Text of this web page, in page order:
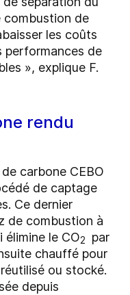
combustion de
les coûts
performances de
», explique F.
rendu
carbone CEBO
de captage
Ce dernier
de combustion à
élimine le CO2
par
chauffé pour
ou stocké.
depuis